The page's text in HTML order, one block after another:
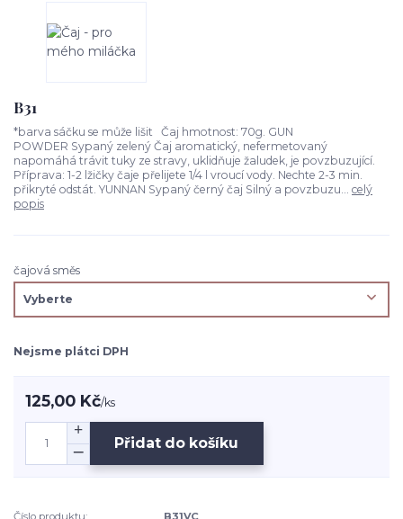
B31
*barva sáčku se může lišit Čaj hmotnost: 70g. GUN
POWDER Sypaný zelený Čaj aromatický, nefermetovaný
napomáhá trávit tuky ze stravy, uklidňuje žaludek, je povzbuzující.
Příprava: 1-2 lžičky čaje přelijete 1/4 l vroucí vody. Nechte 2-3 min.
přikryté odstát. YUNNAN Sypaný černý čaj Silný a povzbuzu... celý
popis
čajová směs
Nejsme plátci DPH
125,00 Kč/ks
Přidat do košíku
Číslo produktu: B31VC